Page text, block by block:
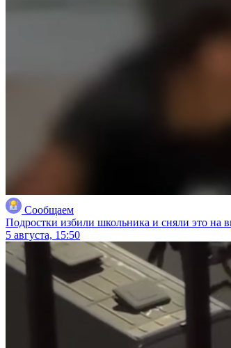
Сообщаем
Подростки избили школьника и сняли это на
5 августа, 15:50